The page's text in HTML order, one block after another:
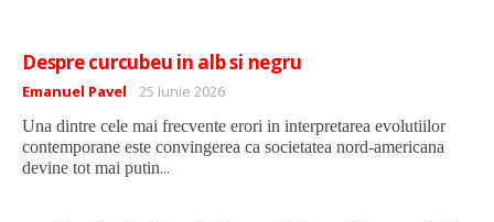
Despre curcubeu in alb si negru
Detalii
Emanuel Pavel 25 Iunie 2026
Una dintre cele mai frecvente erori in interpretarea evolutiilor
contemporane este convingerea ca societatea nord-americana
devine tot mai putin...